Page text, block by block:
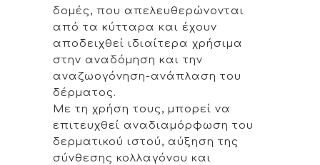
δομές, που απελευθερώνονται
από τα κύτταρα και έχουν
αποδειχθεί ιδιαίτερα χρήσιμα
στην αναδόμηση και την
αναζωογόνηση-ανάπλαση του
δέρματος.
Με τη χρήση τους, μπορεί να
επιτευχθεί αναδιαμόρφωση του
δερματικού ιστού, αύξηση της
σύνθεσης κολλαγόνου και